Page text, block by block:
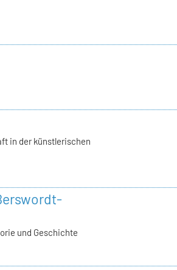
in der künstlerischen
und Geschichte